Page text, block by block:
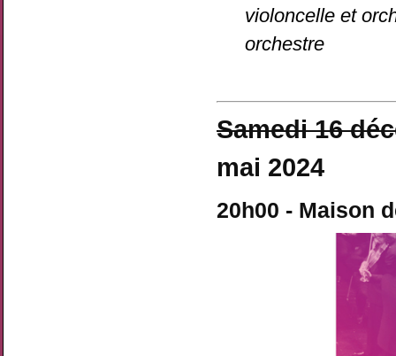
violoncelle et
orchestre
Samedi 16
mai 2024
20h00 - Maison